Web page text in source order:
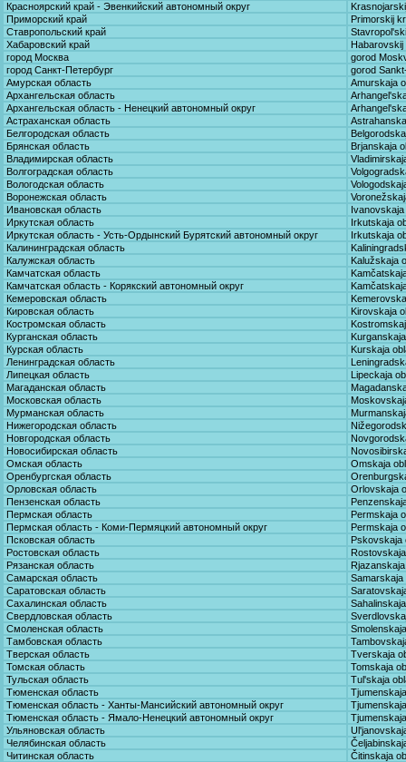
Красноярский край - Эвенкийский автономный округ
Приморский край
Primorskij
Ставропольский край
Хабаровский край
Habarovskij
город Москва
gorod
город Санкт-Петербург
gorod
Амурская область
Amurskaja
Архангельская область
Архангельская область - Ненецкий автономный округ
Астраханская область
Белгородская область
Брянская область
Brjanskaja
Владимирская область
Волгоградская область
Вологодская область
Воронежская область
Ивановская область
Ivanovskaja
Иркутская область
Irkutskaja
Иркутская область - Усть-Ордынский Бурятский автономный округ
Irkutskaja
Калининградская область
Калужская область
Kalužskaja
Камчатская область
Камчатская область - Корякский автономный округ
Кемеровская область
Кировская область
Kirovskaja
Костромская область
Курганская область
Курская область
Kurskaja
Ленинградская область
Липецкая область
Lipeckaja
Магаданская область
Московская область
Мурманская область
Нижегородская область
Новгородская область
Новосибирская область
Омская область
Omskaja
Оренбургская область
Орловская область
Orlovskaja
Пензенская область
Пермская область
Permskaja
Пермская область - Коми-Пермяцкий автономный округ
Permskaja
Псковская область
Pskovskaja
Ростовская область
Рязанская область
Самарская область
Samarskaja
Саратовская область
Сахалинская область
Свердловская область
Смоленская область
Тамбовская область
Тверская область
Tverskaja
Томская область
Tomskaja
Тульская область
Tul'skaja
Тюменская область
Тюменская область - Ханты-Мансийский автономный округ
Тюменская область - Ямало-Ненецкий автономный округ
Ульяновская область
Челябинская область
Читинская область
Čitinskaja